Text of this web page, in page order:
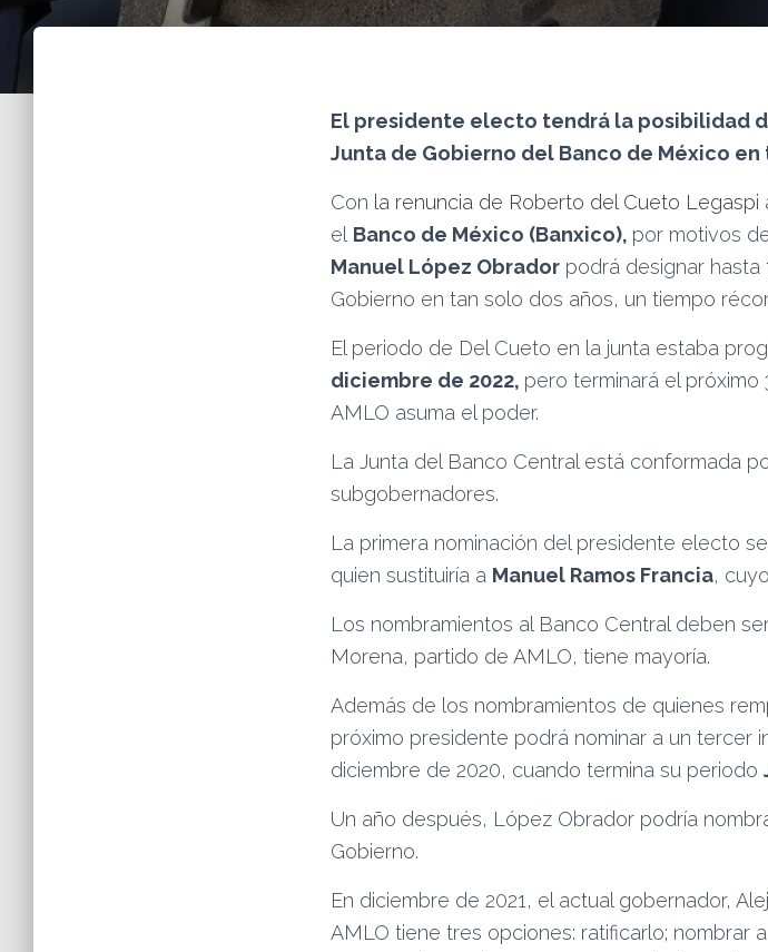
El presidente electo tendrá la posibilidad
Junta de Gobierno del Banco de México en
Con la renuncia de Roberto del Cueto Legaspi
el Banco de México (Banxico), por motivos
Manuel López Obrador podrá designar
Gobierno en tan solo dos años, un tiempo
El periodo de Del Cueto en la junta estaba
diciembre de 2022, pero terminará el
AMLO asuma el poder.
La Junta del Banco Central está conformada
subgobernadores.
La primera nominación del presidente electo
quien sustituiría a Manuel Ramos Francia,
Los nombramientos al Banco Central deben
Morena, partido de AMLO, tiene mayoría.
Además de los nombramientos de quienes
próximo presidente podrá nominar a un tercer
diciembre de 2020, cuando termina su periodo
Un año después, López Obrador podría
Gobierno.
En diciembre de 2021, el actual gobernador,
AMLO tiene tres opciones: ratificarlo; nombrar